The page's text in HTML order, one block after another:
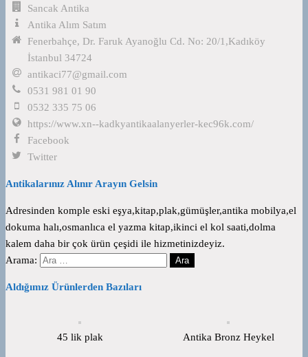
Sancak Antika
Antika Alım Satım
Fenerbahçe, Dr. Faruk Ayanoğlu Cd. No: 20/1,Kadıköy
İstanbul 34724
antikaci77@gmail.com
0531 981 01 90
0532 335 75 06
https://www.xn--kadkyantikaalanyerler-kec96k.com/
Facebook
Twitter
Antikalarınız Alınır Arayın Gelsin
Adresinden komple eski eşya,kitap,plak,gümüşler,antika mobilya,el
dokuma halı,osmanlıca el yazma kitap,ikinci el kol saati,dolma
kalem daha bir çok ürün çeşidi ile hizmetinizdeyiz.
Arama:
Aldığımız Ürünlerden Bazıları
45 lik plak Antika Bronz Heykel